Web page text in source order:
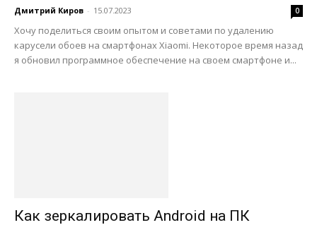
Дмитрий Киров - 15.07.2023 0
Хочу поделиться своим опытом и советами по удалению
карусели обоев на смартфонах Xiaomi. Некоторое время назад
я обновил программное обеспечение на своем смартфоне и...
Как зеркалировать Android на ПК